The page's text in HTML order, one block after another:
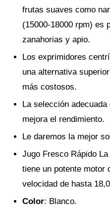
frutas suaves como
(15000-18000 rpm) es
zanahorias y apio.
Los exprimidores
una alternativa
más costosos.
La selección
mejora el rendimiento.
Le daremos la mejor
Jugo Fresco Rápido
tiene un potente motor
velocidad de hasta
Color: Blanco.